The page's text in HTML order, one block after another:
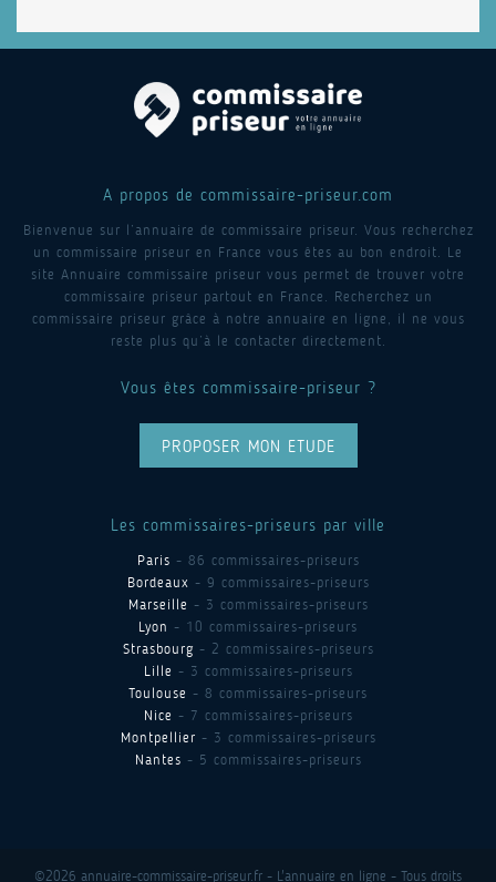
A propos de commissaire-priseur.com
Bienvenue sur l’annuaire de commissaire priseur. Vous recherchez
un commissaire priseur en France vous êtes au bon endroit. Le
site Annuaire commissaire priseur vous permet de trouver votre
commissaire priseur partout en France. Recherchez un
commissaire priseur grâce à notre annuaire en ligne, il ne vous
reste plus qu’à le contacter directement.
Vous êtes commissaire-priseur ?
PROPOSER MON ETUDE
Les commissaires-priseurs par ville
Paris - 86 commissaires-priseurs
Bordeaux - 9 commissaires-priseurs
Marseille - 3 commissaires-priseurs
Lyon - 10 commissaires-priseurs
Strasbourg - 2 commissaires-priseurs
Lille - 3 commissaires-priseurs
Toulouse - 8 commissaires-priseurs
Nice - 7 commissaires-priseurs
Montpellier - 3 commissaires-priseurs
Nantes - 5 commissaires-priseurs
©2026 annuaire-commissaire-priseur.fr - L'annuaire en ligne - Tous droits